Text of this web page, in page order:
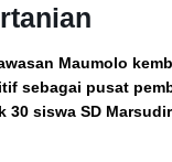
Maumolo
sebagai pusat
30 siswa SD